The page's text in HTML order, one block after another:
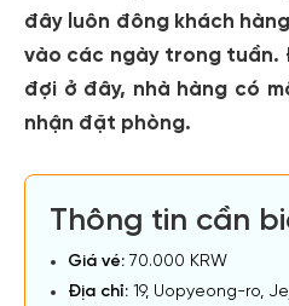
đây luôn đông khách
vào các ngày trong tuần.
đợi ở đây, nhà hàng có
nhận đặt phòng.
Thông tin cần
Giá vé: 70.000 KRW
Địa chỉ: 19, Uopyeong-ro,